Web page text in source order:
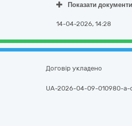
Показати документи
14-04-2026, 14:28
Договір укладено
UA-2026-04-09-010980-a-